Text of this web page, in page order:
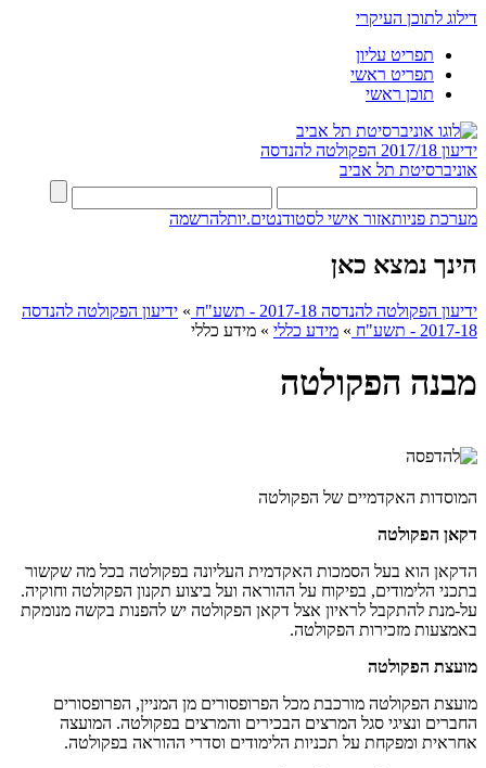
דילוג לתוכן העיקרי
תפריט עליון
תפריט ראשי
תוכן ראשי
ידיעון 2017/18
הפקולטה להנדסה
אוניברסיטת תל אביב
מערכת פניותאזור אישי לסטודנטים.יותלהרשמה
הינך נמצא כאן
ידיעון הפקולטה להנדסה 2017-18 - תשע"ח » ידיעון הפקולטה להנדסה
2017-18 - תשע"ח
» מידע כללי » מידע כללי
מבנה הפקולטה
המוסדות האקדמיים של הפקולטה
דקאן הפקולטה
הדקאן הוא בעל הסמכות האקדמית העליונה בפקולטה בכל מה שקשור
בתכני הלימודים, בפיקוח על ההוראה ועל ביצוע תקנון הפקולטה וחוקיה.
על-מנת להתקבל לראיון אצל דקאן הפקולטה יש להפנות בקשה מנומקת
באמצעות מזכירות הפקולטה.
מועצת הפקולטה
מועצת הפקולטה מורכבת מכל הפרופסורים מן המניין, הפרופסורים
החברים ונציגי סגל המרצים הבכירים והמרצים בפקולטה. המועצה
אחראית ומפקחת על תכניות הלימודים וסדרי ההוראה בפקולטה.